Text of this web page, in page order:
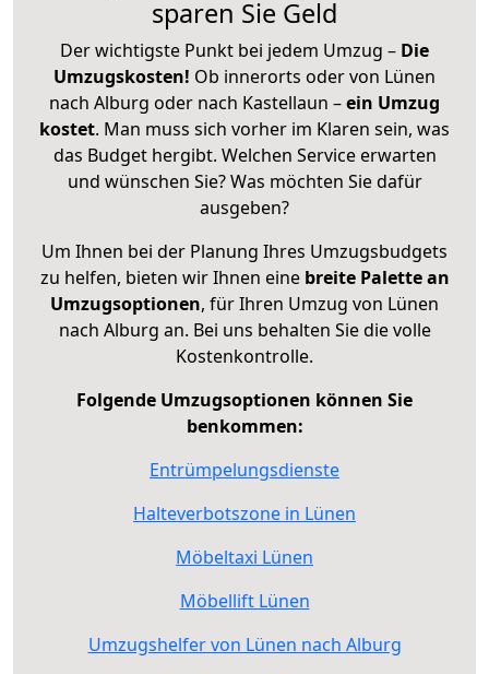
sparen Sie Geld
Der wichtigste Punkt bei jedem Umzug – Die
Umzugskosten! Ob innerorts oder von Lünen
nach Alburg oder nach Kastellaun –ein Umzug
kostet. Man muss sich vorher im Klaren sein, was
das Budget hergibt. Welchen Service erwarten
und wünschen Sie? Was möchten Sie dafür
ausgeben?
Um Ihnen bei der Planung Ihres Umzugsbudgets
zu helfen, bieten wir Ihnen eine breite Palette an
Umzugsoptionen, für Ihren Umzug von Lünen
nach Alburg an. Bei uns behalten Sie die volle
Kostenkontrolle.
Folgende Umzugsoptionen können Sie
benkommen:
Entrümpelungsdienste
Halteverbotszone in Lünen
Möbeltaxi Lünen
Möbellift Lünen
Umzugshelfer von Lünen nach Alburg